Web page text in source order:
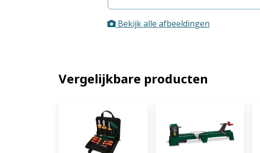
Bekijk alle afbeeldingen
Vergelijkbare producten